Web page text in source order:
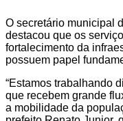
O secretário municipal
destacou que os
fortalecimento da
possuem papel
“Estamos trabalhando
que recebem grande
a mobilidade da